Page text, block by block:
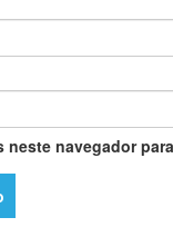
neste navegador